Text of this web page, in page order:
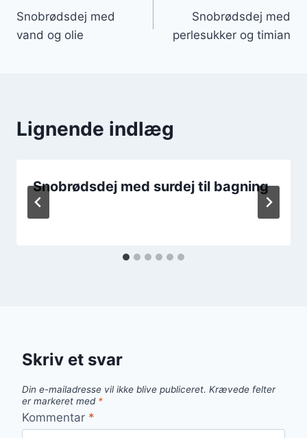
Snobrødsdej med
vand og olie
Snobrødsdej med
perlesukker og timian
Lignende indlæg
Snobrødsdej med surdej til bagning
Skriv et svar
Din e-mailadresse vil ikke blive publiceret. Krævede felter
er markeret med *
Kommentar *